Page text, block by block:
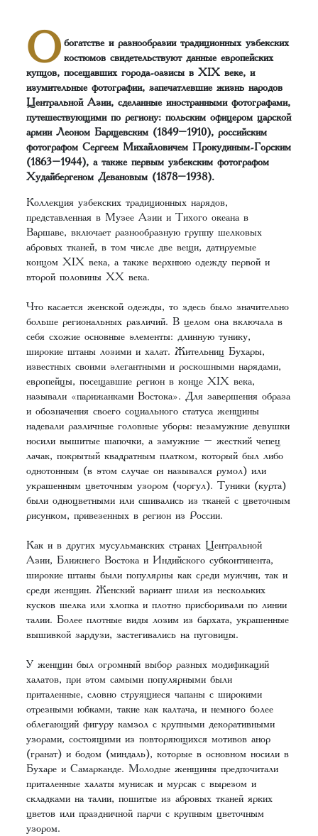
О богатстве и разнообразии традиционных узбекских
костюмов свидетельствуют данные европейских
купцов, посещавших города-оазисы в XIX веке, и
изумительные фотографии, запечатлевшие жизнь народов
Центральной Азии, сделанные иностранными фотографами,
путешествующими по региону: польским офицером царской
армии Леоном Барщевским (1849–1910), российским
фотографом Сергеем Михайловичем Прокудиным-Горским
(1863–1944), а также первым узбекским фотографом
Худайбергеном Девановым (1878–1938).
Коллекция узбекских традиционных нарядов,
представленная в Музее Азии и Тихого океана в
Варшаве, включает разнообразную группу шелковых
абровых тканей, в том числе две вещи, датируемые
концом XIX века, а также верхнюю одежду первой и
второй половины XX века.
Что касается женской одежды, то здесь было значительно
больше региональных различий. В целом она включала в
себя схожие основные элементы: длинную тунику,
широкие штаны лозими и халат. Жительниц Бухары,
известных своими элегантными и роскошными нарядами,
европейцы, посещавшие регион в конце XIX века,
называли «парижанками Востока». Для завершения образа
и обозначения своего социального статуса женщины
надевали различные головные уборы: незамужние девушки
носили вышитые шапочки, а замужние – жесткий чепец
лачак, покрытый квадратным платком, который был либо
однотонным (в этом случае он назывался румол) или
украшенным цветочным узором (чоргул). Туники (курта)
были одноцветными или сшивались из тканей с цветочным
рисунком, привезенных в регион из России.
Как и в других мусульманских странах Центральной
Азии, Ближнего Востока и Индийского субконтинента,
широкие штаны были популярны как среди мужчин, так и
среди женщин. Женский вариант шили из нескольких
кусков шелка или хлопка и плотно присборивали по линии
талии. Более плотные виды лозим из бархата, украшенные
вышивкой зардузи, застегивались на пуговицы.
У женщин был огромный выбор разных модификаций
халатов, при этом самыми популярными были
приталенные, словно струящиеся чапаны с широкими
отрезными юбками, такие как калтача, и немного более
облегающий фигуру камзол с крупными декоративными
узорами, состоящими из повторяющихся мотивов анор
(гранат) и бодом (миндаль), которые в основном носили в
Бухаре и Самарканде. Молодые женщины предпочитали
приталенные халаты мунисак и мурсак с вырезом и
складками на талии, пошитые из абровых тканей ярких
цветов или праздничной парчи с крупным цветочным
узором.